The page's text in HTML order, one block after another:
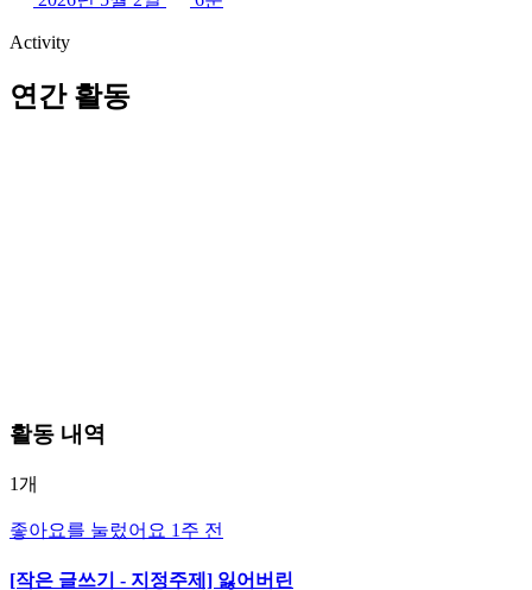
Activity
연간 활동
활동 내역
1개
좋아요를 눌렀어요 1주 전
[작은 글쓰기 - 지정주제] 잃어버린